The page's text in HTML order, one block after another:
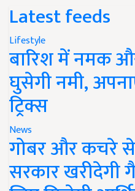
Latest feeds
Lifestyle
बारिश में नमक
घुसेगी नमी,
ट्रिक्स
News
गोबर और कचरे से
सरकार खरीदेगी